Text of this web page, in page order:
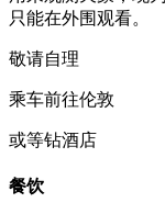
只能在外围观看。
敬请自理
乘车前往伦敦
或等钻酒店
餐饮